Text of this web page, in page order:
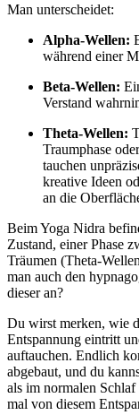
Man unterscheidet:
Alpha-Wellen:
während einer
Beta-Wellen:
Verstand
Theta-Wellen:
Traumphase
tauchen
kreative Ideen
an die
Beim Yoga Nidra
Zustand, einer Phase
Träumen (Theta-
man auch den
dieser an?
Du wirst merken, wie
Entspannung eintritt
auftauchen. Endlich
abgebaut, und du
als im normalen
mal von diesem